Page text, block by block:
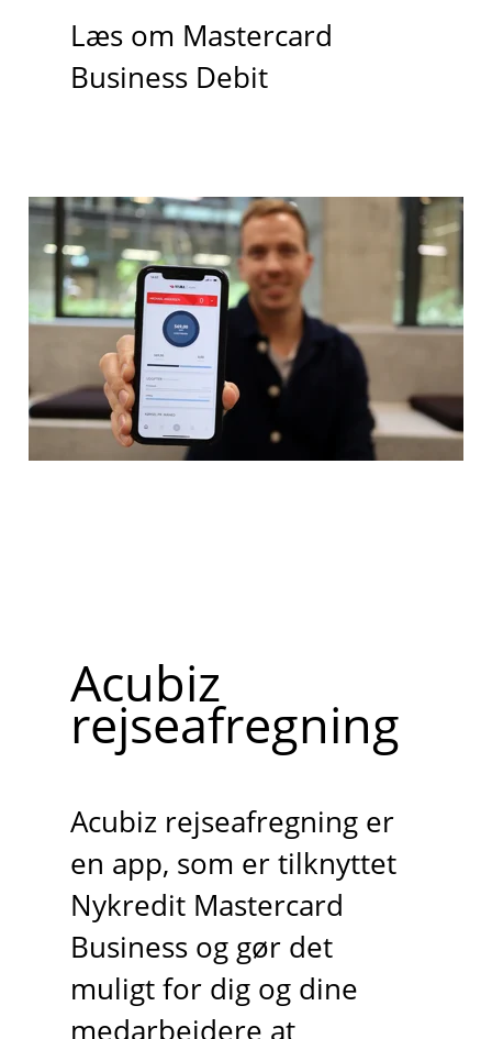
Læs om Mastercard
Business Debit
Acubiz
rejseafregning
Acubiz rejseafregning er
en app, som er tilknyttet
Nykredit Mastercard
Business og gør det
muligt for dig og dine
medarbejdere at